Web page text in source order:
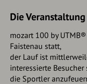
Die Veranstaltung
mozart 100 by
Faistenau statt,
der Lauf ist
interessierte
die Sportler